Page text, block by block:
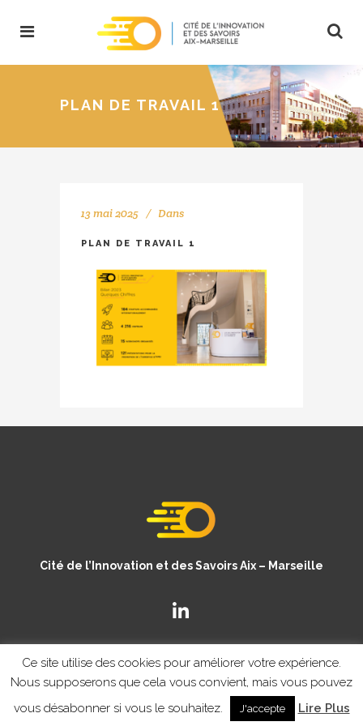
PLAN DE TRAVAIL 1
13 mai 2025 Dans
PLAN DE TRAVAIL 1
Cité de l’Innovation et des Savoirs Aix – Marseille
© Copyright CISAM 2020- MENTIONS LEGALES
Ce site utilise des cookies pour améliorer votre expérience.
Nous supposerons que cela vous convient, mais vous pouvez
vous désabonner si vous le souhaitez.
J'accepte Lire Plus